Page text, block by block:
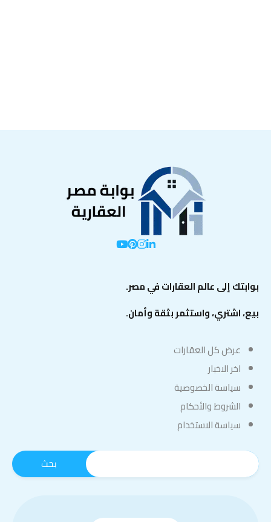
بوابتك إلى عالم العقارات في مصر.
بيع، اشتري، واستثمر بثقة وأمان.
عرض كل العقارات
اخر الاخبار
سياسة الخصوصية
الشروط والأحكام
سياسة الاستخدام